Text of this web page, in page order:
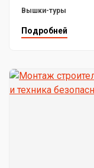
Вышки-туры
Подробней